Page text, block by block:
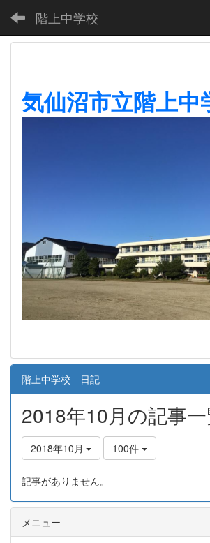
階上中学校
気仙沼市立階上中
階上中学校 日記
2018年10月の記事
2018年10月 100件
記事がありません。
メニュー